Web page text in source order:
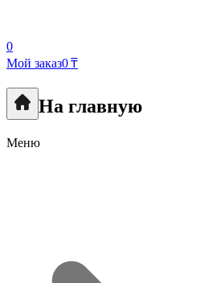
0
Мой заказ0 ₸
На главную
Меню